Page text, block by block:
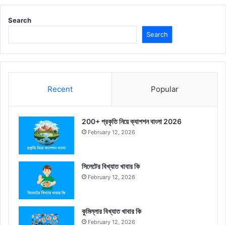
Search
Search
Recent Popular
200+ প্রকৃতি নিয়ে ক্যাপশন বাংলা 2026
February 12, 2026
সিলেটের বিখ্যাত খাবার কি
February 12, 2026
কুমিল্লার বিখ্যাত খাবার কি
February 12, 2026